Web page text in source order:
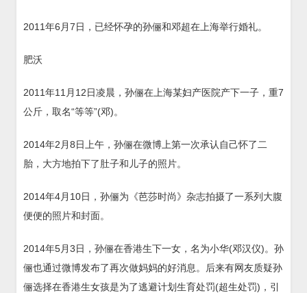
2011年6月7日，已经怀孕的孙俪和邓超在上海举行婚礼。
肥沃
2011年11月12日凌晨，孙俪在上海某妇产医院产下一子，重7
公斤，取名“等等”(邓)。
2014年2月8日上午，孙俪在微博上第一次承认自己怀了二
胎，大方地拍下了肚子和儿子的照片。
2014年4月10日，孙俪为《芭莎时尚》杂志拍摄了一系列大腹
便便的照片和封面。
2014年5月3日，孙俪在香港生下一女，名为小华(邓汉仪)。孙
俪也通过微博发布了再次做妈妈的好消息。后来有网友质疑孙
俪选择在香港生女孩是为了逃避计划生育处罚(超生处罚)，引